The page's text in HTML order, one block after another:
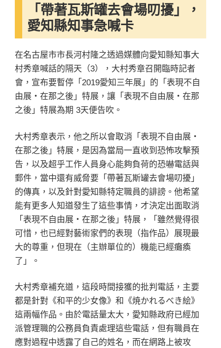
「帶著瓦斯罐去會場叨擾」，
愛知縣知事急喊卡
在名古屋市市長河村隆之透過媒體向愛知縣知事大
村秀章喊話的隔天（3），大村秀章召開臨時記者
會，宣布要暫停「2019愛知三年展」的「表現不自
由展・在那之後」特展，讓「表現不自由展・在那
之後」特展為期 3天便告吹。
大村秀章表示，他之所以會取消「表現不自由展・
在那之後」特展，是因為當局一直收到恐怖攻擊預
告，以及超乎工作人員身心能夠負荷的恐嚇電話與
郵件，當中還有威脅要「帶著瓦斯罐去會場叨擾」
的傳真，以及針對愛知縣特定職員的誹謗。他希望
能有更多人知道發生了這些事情，才決定出面取消
「表現不自由展・在那之後」特展，「雖然覺得很
可惜，也已經對藝術家們的表現（指作品）展現最
大的尊重，但現在（主辦單位的）機能已經癱瘓
了」。
大村秀章補充道，這段時間接獲的批判電話，主要
都是針對《和平的少女像》和《焼かれるべき絵》
這兩幅作品。由於電話量太大，愛知縣政府已經加
派管理職的公務員負責處理這些電話，但有職員在
應對過程中透露了自己的姓名，而在網路上被攻